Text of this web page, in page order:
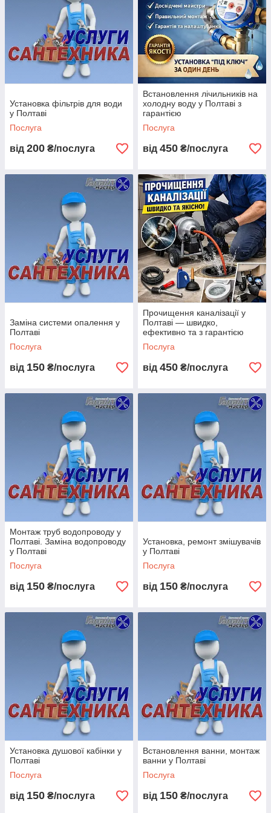
заміна змішувача;
Встановлення
сантехнічної техніки
(пральна машинка,
водонагрівач);
Встановлення сушарок
Встановлення фільтрів
для води;Встановлення ванни;
Встановлення, ремонт душової кабіни;
Встановлення, ремонт унітазу, біде;
Прочищення каналізації;
Тепла підлога;
Заміна труб водопроводу.
Принцип нашої роботи:
Ви дзвоните нам або надсилаєте заявку на ремонт.
Узгоджуємо час та дату приїзду майстра.
Майстер поспішає до Вас.
Так само, на будь-який ремонт бойлерів ми даємо
ГАРАНТІЮ ВІД 1 МІСЯЦЯ!
Наші переваги:
Безкоштовна телефонна консультація.
Виїзд майстер безкоштовно, якщо ми проводимо ремонт.
Установка фільтрів для води
у Полтаві
Послуга
від 200 ₴/послуга
Встановлення лічильників на
холодну воду у Полтаві з
гарантією
Послуга
від 450 ₴/послуга
Заміна системи опалення у
Полтаві
Послуга
від 150 ₴/послуга
Прочищення каналізації у
Полтаві — швидко,
ефективно та з гарантією
Послуга
від 450 ₴/послуга
Монтаж труб водопроводу у
Полтаві. Заміна водопроводу
у Полтаві
Послуга
від 150 ₴/послуга
Установка, ремонт змішувачів
у Полтаві
Послуга
від 150 ₴/послуга
Установка душової кабінки у
Полтаві
Послуга
від 150 ₴/послуга
Встановлення ванни, монтаж
ванни у Полтаві
Послуга
від 150 ₴/послуга